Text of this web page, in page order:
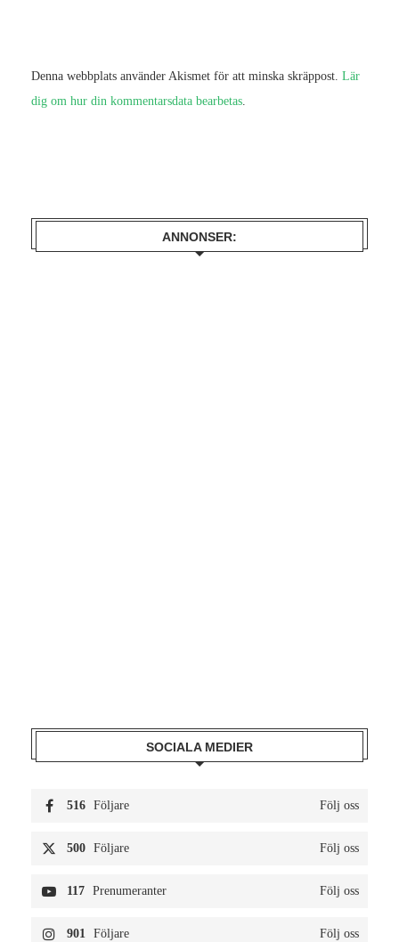
Denna webbplats använder Akismet för att minska skräppost. Lär
dig om hur din kommentarsdata bearbetas.
ANNONSER:
SOCIALA MEDIER
516 Följare Följ oss
500 Följare Följ oss
117 Prenumeranter Följ oss
901 Följare Följ oss